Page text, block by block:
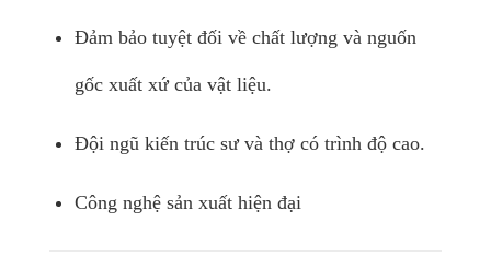
Đảm bảo tuyệt đối về chất lượng và nguốn
gốc xuất xứ của vật liệu.
Đội ngũ kiến trúc sư và thợ có trình độ cao.
Công nghệ sản xuất hiện đại